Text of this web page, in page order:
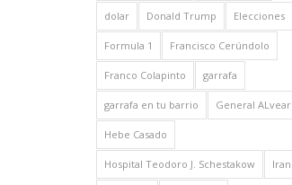
dolar Donald Trump Elecciones
Formula 1 Francisco Cerúndolo
Franco Colapinto garrafa
garrafa en tu barrio General ALvear
Hebe Casado
Hospital Teodoro J. Schestakow Iran